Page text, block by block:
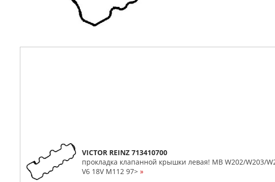
VICTOR REINZ 713410700
прокладка клапанной крышки левая! MB W202/W203/
V6 18V M112 97> »